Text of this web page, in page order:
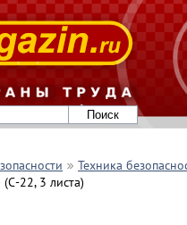
Техника
(С-22, 3 листа)